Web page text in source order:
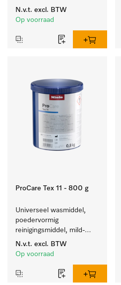
reiniging van
laboratoriumglaswerk en -
N.v.t. excl. BTW
Op voorraad
ProCare Tex 11 - 800 g
Universeel wasmiddel,
poedervormig
reinigingsmiddel, mild-
alkalisch, 800 kg voor het
reinigen van wit wasgoed
N.v.t. excl. BTW
Op voorraad